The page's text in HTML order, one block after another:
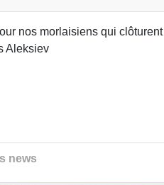
nos morlaisiens qui
Aleksiev
news